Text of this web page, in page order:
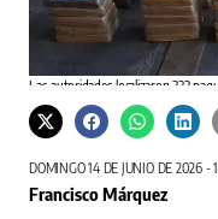
Las autoridades localizaron 333
inspección de un camión que se
DOMINGO 14 DE JUNIO DE 2026 -
Francisco Márquez